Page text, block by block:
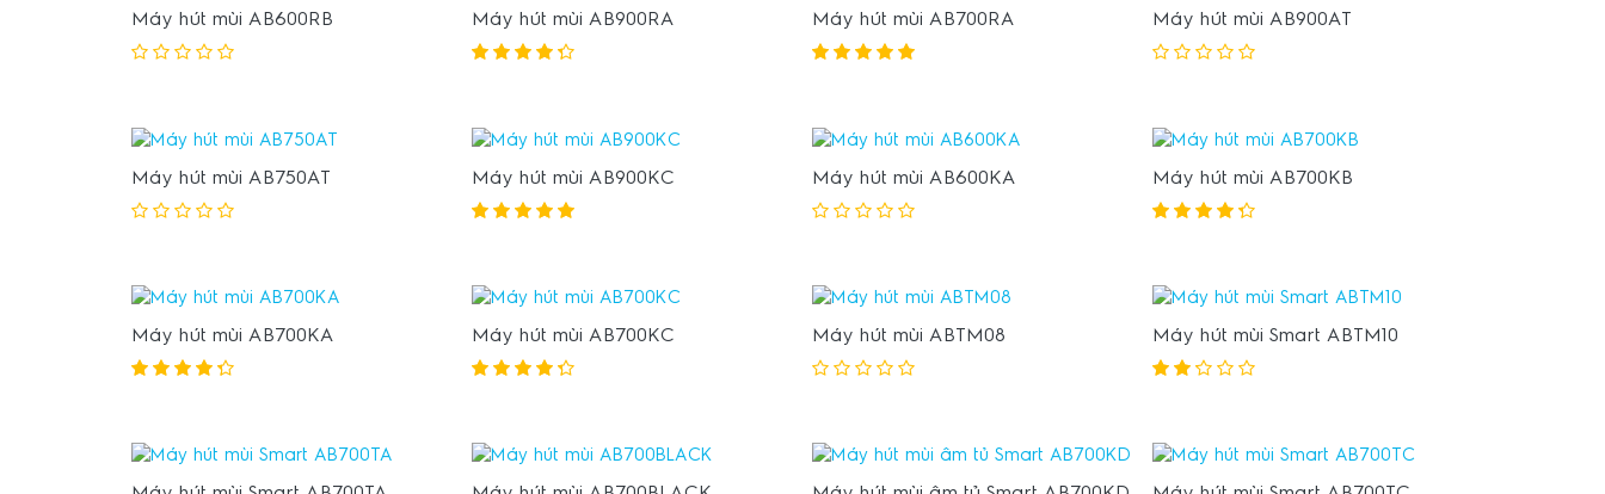
Máy hút mùi AB600RB Máy hút mùi AB900RA Máy hút mùi AB700RA Máy hút mùi AB900AT
Máy hút mùi AB750AT Máy hút mùi AB900KC Máy hút mùi AB600KA Máy hút mùi AB700KB
Máy hút mùi AB700KA Máy hút mùi AB700KC Máy hút mùi ABTM08 Máy hút mùi Smart ABTM10